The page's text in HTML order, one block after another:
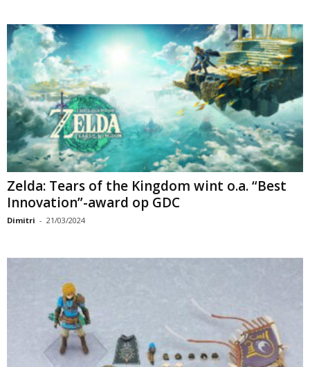
Zelda: Tears of the Kingdom wint o.a. “Best
Innovation”-award op GDC
Dimitri - 21/03/2024